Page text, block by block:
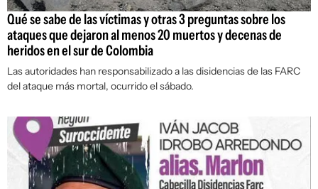
Qué se sabe de las víctimas y otras 3 preguntas sobre los
ataques que dejaron al menos 20 muertos y decenas de
heridos en el sur de Colombia
Las autoridades han responsabilizado a las disidencias de las FARC
del ataque más mortal, ocurrido el sábado.